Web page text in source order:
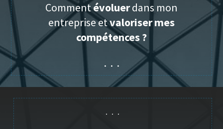
Commentévoluerdans mon
entreprise etvalorisermes
compétences ?
. . .
. . .